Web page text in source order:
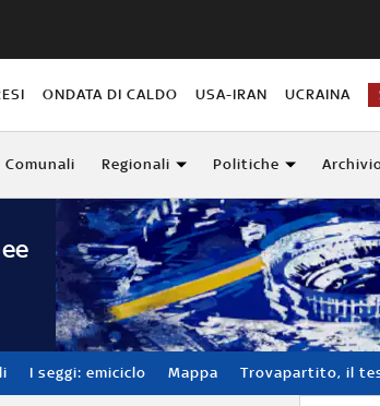
ONDATA DI CALDO USA-IRAN UCRAINA
Comunali Regionali Politiche
I seggi: emiciclo Mappa Trovapartito, il